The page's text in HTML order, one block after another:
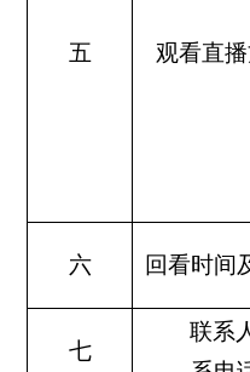
五 观看直
六 回看时间
七
联系